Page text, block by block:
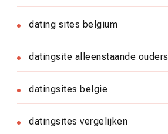
dating sites belgium
datingsite alleenstaande ouders
datingsites belgie
datingsites vergelijken